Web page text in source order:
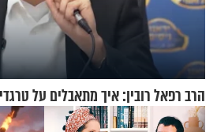
הרב רפאל רובין: איך מתאבלים על